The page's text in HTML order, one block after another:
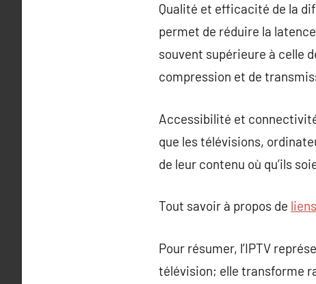
Qualité et efficacité de la
permet de réduire la
souvent supérieure à celle
compression et de
Accessibilité et
que les télévisions,
de leur contenu où qu’ils
Tout savoir à propos de
Pour résumer, l’IPTV
télévision; elle transforme